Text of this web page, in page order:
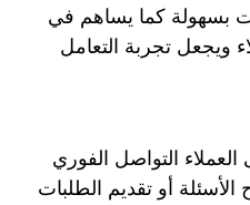
بسهولة كما يساهم في
ويجعل تجربة التعامل
التواصل الفوري
أو تقديم الطلبات